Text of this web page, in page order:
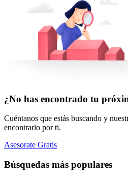
¿No has encontrado tu
Cuéntanos que estás buscando y
encontrarlo por ti.
Asesorate Gratis
Búsquedas más populares